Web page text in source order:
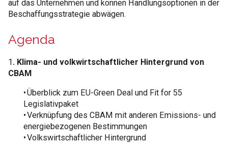
auf das Unternehmen und können Handlungsoptionen in der
Beschaffungsstrategie abwägen.
Agenda
1. Klima- und volkwirtschaftlicher Hintergrund von
CBAM
• Überblick zum EU-Green Deal und Fit for 55
Legislativpaket
• Verknüpfung des CBAM mit anderen Emissions- und
energiebezogenen Bestimmungen
• Volkswirtschaftlicher Hintergrund